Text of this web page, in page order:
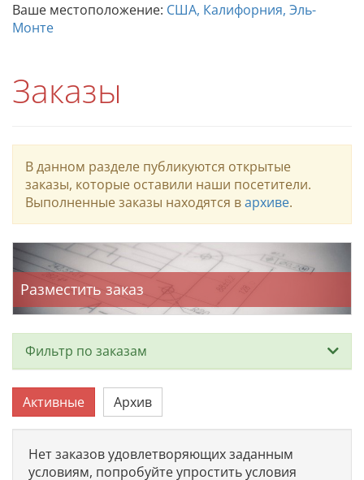
Ваше местоположение: США, Калифорния, Эль-
Монте
Заказы
В данном разделе публикуются открытые
заказы, которые оставили наши посетители.
Выполненные заказы находятся вархиве.
Разместить заказ
Фильтр по заказам
Тип
Активные Архив
Нет заказов удовлетворяющих заданным
условиям, попробуйте упростить условия